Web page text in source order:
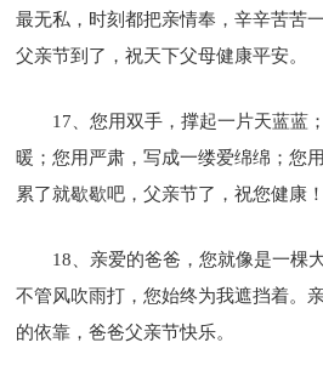
最无私，时刻都把亲情奉，辛辛苦苦
父亲节到了，祝天下父母健康平安。
17、您用双手，撑起一片天蓝蓝
暖；您用严肃，写成一缕爱绵绵；您
累了就歇歇吧，父亲节了，祝您健康！
18、亲爱的爸爸，您就像是一棵
不管风吹雨打，您始终为我遮挡着。
的依靠，爸爸父亲节快乐。